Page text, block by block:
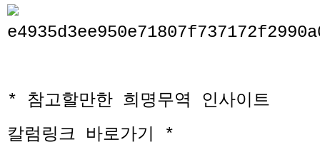
* 참고할만한 희명무역 인사이트
칼럼링크 바로가기 *